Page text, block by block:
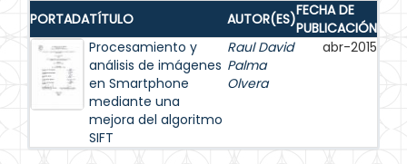
PORTADATÍTULO AUTOR(ES)FECHA DE
PUBLICACIÓN
Procesamiento y
análisis de imágenes
en Smartphone
mediante una
mejora del algoritmo
SIFT
Raul David
Palma
Olvera
abr-2015